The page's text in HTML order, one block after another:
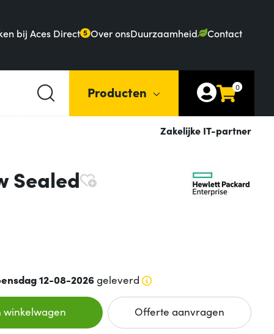
bij Aces Direct 5 Over onsDuurzaamheid Contact
Producten 0
Zakelijke IT-partner
Sealed
12-08-2026geleverd
winkelwagen Offerte aanvragen